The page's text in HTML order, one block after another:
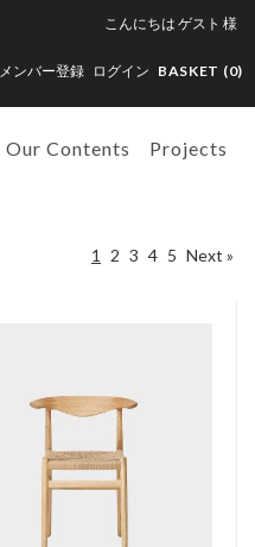
こんにちは ゲスト 様
メンバー登録 ログイン BASKET (0)
Our Contents Projects
1 2 3 4 5 Next »